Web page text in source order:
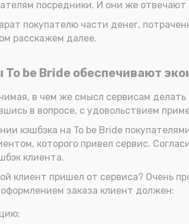
посредники. И они же отвечают
покупателю части денег,
расскажем далее.
be Bride обеспечивают
в чем же смысл сервисам
в вопросе, с удовольствием
кэшбэка на To be Bride
которого привел сервис.
клиента.
клиент пришел от сервиса? Очень
заказа клиент должен: